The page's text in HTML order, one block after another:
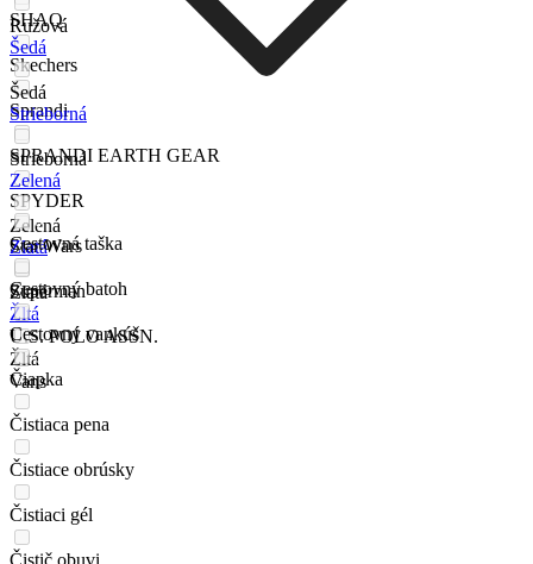
SHAQ
Skechers
Sprandi
SPRANDI EARTH GEAR
SPYDER
Star Wars
Superman
U.S. POLO ASSN.
Vans
Ružová
Šedá
Šedá
Strieborná
Strieborná
Zelená
Zelená
Zlatá
Zlatá
Žltá
Žltá
Cestovná taška
Cestovný batoh
Cestovný vankúš
Čiapka
Čistiaca pena
Čistiace obrúsky
Čistiaci gél
Čistič obuvi